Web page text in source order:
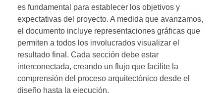
es fundamental para establecer los objetivos y
expectativas del proyecto. A medida que avanzamos,
el documento incluye representaciones gráficas que
permiten a todos los involucrados visualizar el
resultado final. Cada sección debe estar
interconectada, creando un flujo que facilite la
comprensión del proceso arquitectónico desde el
diseño hasta la ejecución.